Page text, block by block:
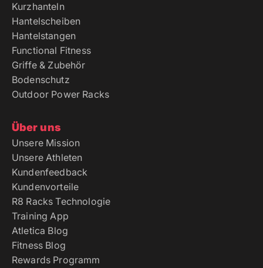
Kurzhanteln
Hantelscheiben
Hantelstangen
Functional Fitness
Griffe & Zubehör
Bodenschutz
Outdoor Power Racks
Über uns
Unsere Mission
Unsere Athleten
Kundenfeedback
Kundenvorteile
R8 Racks Technologie
Training App
Atletica Blog
Fitness Blog
Rewards Programm